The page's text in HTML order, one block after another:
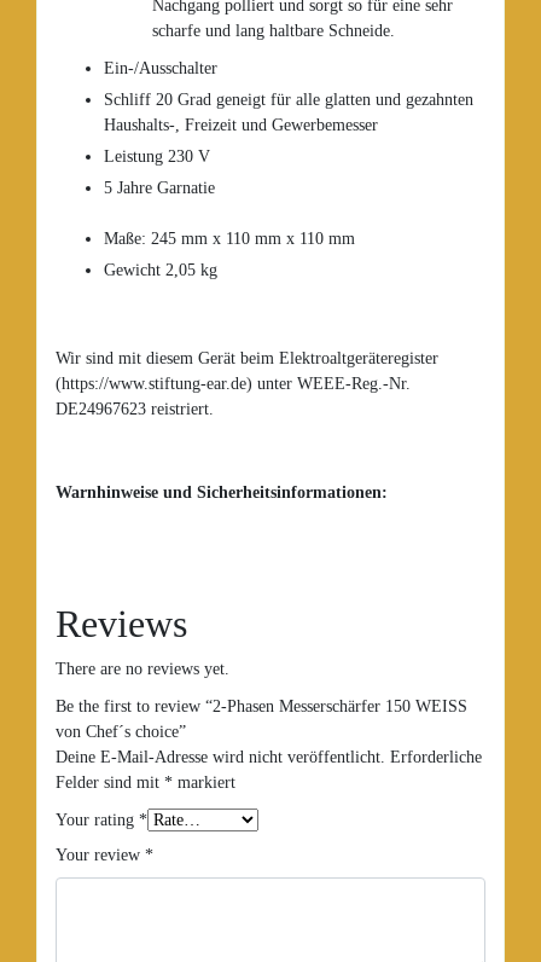
Nachgang polliert und sorgt so für eine sehr
scharfe und lang haltbare Schneide.
Ein-/Ausschalter
Schliff 20 Grad geneigt für alle glatten und gezahnten
Haushalts-, Freizeit und Gewerbemesser
Leistung 230 V
5 Jahre Garnatie
Maße: 245 mm x 110 mm x 110 mm
Gewicht 2,05 kg
Wir sind mit diesem Gerät beim Elektroaltgeräteregister
(https://www.stiftung-ear.de) unter WEEE-Reg.-Nr.
DE24967623 reistriert.
Warnhinweise und Sicherheitsinformationen:
Reviews
There are no reviews yet.
Be the first to review “2-Phasen Messerschärfer 150 WEISS
von Chef´s choice”
Deine E-Mail-Adresse wird nicht veröffentlicht. Erforderliche
Felder sind mit * markiert
Your rating *
Your review *